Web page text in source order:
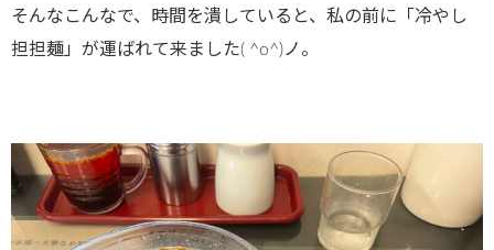
そんなこんなで、時間を潰していると、私の前に「冷やし
担担麺」が運ばれて来ました( ^o^)ノ。